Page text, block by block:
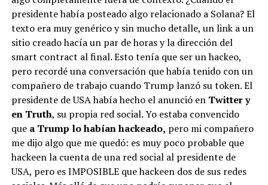
presidente había posteado algo relacionado a Solana? El
texto era muy genérico y sin mucho detalle, un link a un
sitio creado hacía un par de horas y la dirección del
smart contract al final. Esto tenía que ser un hackeo,
pero recordé una conversación que había tenido con un
compañero de trabajo cuando Trump lanzó su token. El
presidente de USA había hecho el anunció en Twitter y
en Truth, su propia red social. Yo estaba convencido
que a Trump lo habían hackeado, pero mi compañero
me dijo algo que me quedó: es muy poco probable que
hackeen la cuenta de una red social al presidente de
USA, pero es IMPOSIBLE que hackeen dos de sus redes